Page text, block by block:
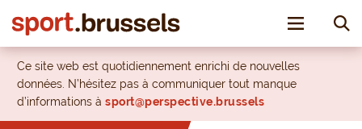
Toggle
Ce site web est quotidiennement enrichi de nouvelles
données. N’hésitez pas à communiquer tout manque
d’informations à sport@perspective.brussels